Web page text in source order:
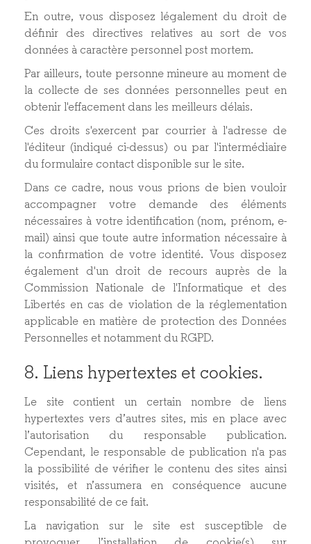
En outre, vous disposez légalement du droit de
définir des directives relatives au sort de vos
données à caractère personnel post mortem.
Par ailleurs, toute personne mineure au moment de
la collecte de ses données personnelles peut en
obtenir l'effacement dans les meilleurs délais.
Ces droits s'exercent par courrier à l'adresse de
l'éditeur (indiqué ci-dessus) ou par l'intermédiaire
du formulaire contact disponible sur le site.
Dans ce cadre, nous vous prions de bien vouloir
accompagner votre demande des éléments
nécessaires à votre identification (nom, prénom, e-
mail) ainsi que toute autre information nécessaire à
la confirmation de votre identité. Vous disposez
également d'un droit de recours auprès de la
Commission Nationale de l'Informatique et des
Libertés en cas de violation de la réglementation
applicable en matière de protection des Données
Personnelles et notamment du RGPD.
8. Liens hypertextes et cookies.
Le site contient un certain nombre de liens
hypertextes vers d’autres sites, mis en place avec
l’autorisation du responsable publication.
Cependant, le responsable de publication n'a pas
la possibilité de vérifier le contenu des sites ainsi
visités, et n’assumera en conséquence aucune
responsabilité de ce fait.
La navigation sur le site est susceptible de